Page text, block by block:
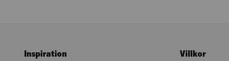
Inspiration Villkor